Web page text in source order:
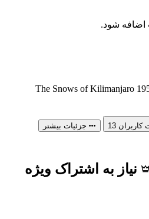
اضافه شود.
13
جزئیات بیشتر
نیاز به اشتراک ویژه